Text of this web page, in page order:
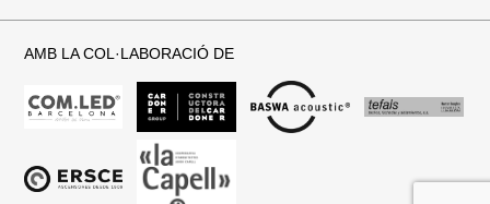
AMB LA COL·LABORACIÓ DE